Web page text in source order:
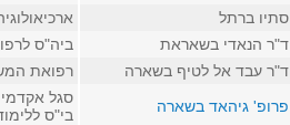
סתיו ברתל
ד"ר הנאדי בשאראת
ביה"ס
ד"ר עבד אל לטיף בשארה
רפואת
פרופ' גיהאד בשארה
סגל אקדמי
בי"ס